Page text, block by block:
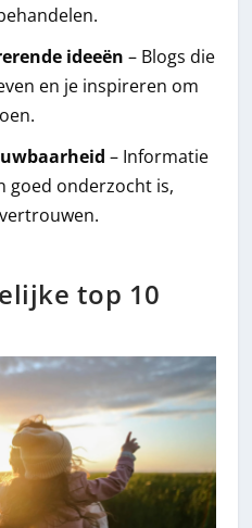
ideeën – Blogs die
en je inspireren om
– Informatie
goed onderzocht is,
top 10